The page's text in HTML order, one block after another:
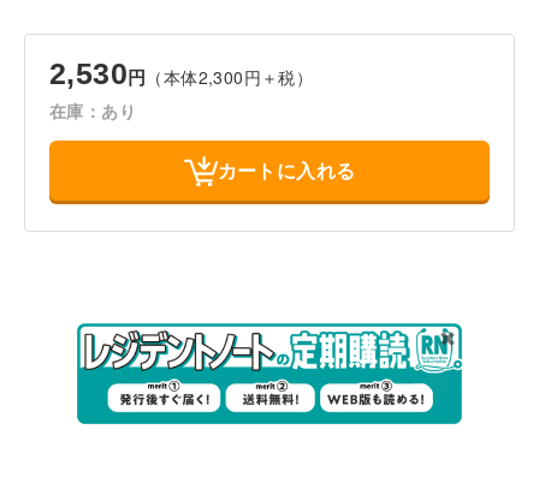
2,530 円
（本体2,300円＋税）
在庫：あり
カートに入れる